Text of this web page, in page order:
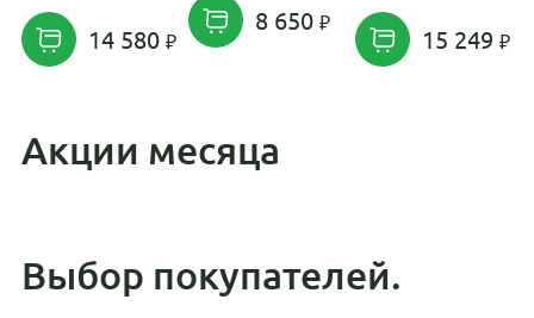
14 580
8 650
15 249
Акции месяца
Выбор покупателей.